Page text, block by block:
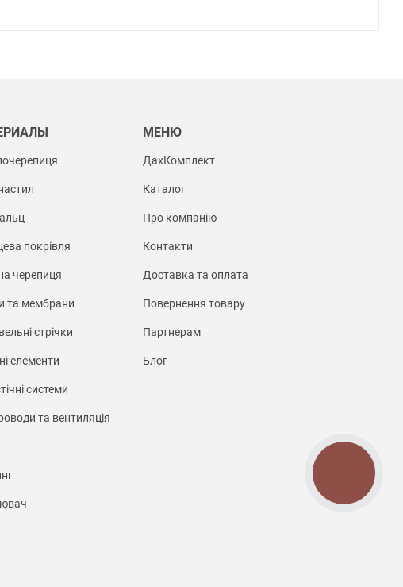
покрівля
черепиця
та мембрани
стрічки
елементи
системи
та вентиляція
МЕНЮ
ДахКомплект
Каталог
Про компанію
Контакти
Доставка та оплата
Повернення товару
Партнерам
Блог